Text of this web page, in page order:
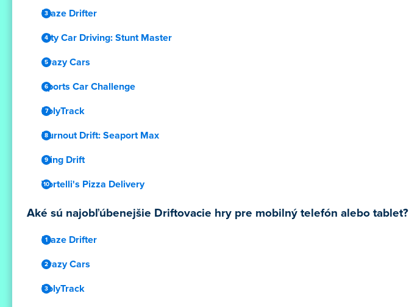
Blaze Drifter
City Car Driving: Stunt Master
Crazy Cars
Sports Car Challenge
PolyTrack
Burnout Drift: Seaport Max
Sling Drift
Vortelli's Pizza Delivery
Aké sú najobľúbenejšie Driftovacie hry pre mobilný telefón alebo tablet?
Blaze Drifter
Crazy Cars
PolyTrack